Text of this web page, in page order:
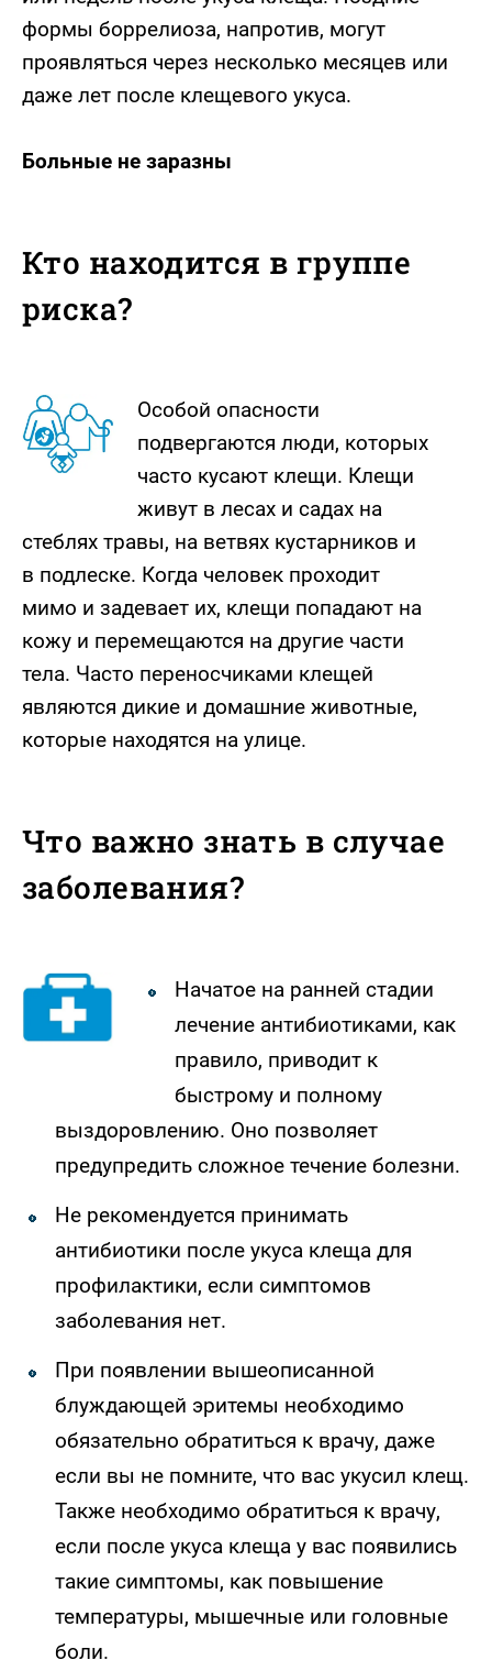
формы боррелиоза, напротив, могут
проявляться через несколько месяцев или
даже лет после клещевого укуса.
Больные не заразны
Кто находится в группе
риска?
Особой опасности
подвергаются люди, которых
часто кусают клещи. Клещи
живут в лесах и садах на
стеблях травы, на ветвях кустарников и
в подлеске. Когда человек проходит
мимо и задевает их, клещи попадают на
кожу и перемещаются на другие части
тела. Часто переносчиками клещей
являются дикие и домашние животные,
которые находятся на улице.
Что важно знать в случае
заболевания?
Начатое на ранней стадии
лечение антибиотиками, как
правило, приводит к
быстрому и полному
выздоровлению. Оно позволяет
предупредить сложное течение болезни.
Не рекомендуется принимать
антибиотики после укуса клеща для
профилактики, если симптомов
заболевания нет.
При появлении вышеописанной
блуждающей эритемы необходимо
обязательно обратиться к врачу, даже
если вы не помните, что вас укусил клещ.
Также необходимо обратиться к врачу,
если после укуса клеща у вас появились
такие симптомы, как повышение
температуры, мышечные или головные
боли.